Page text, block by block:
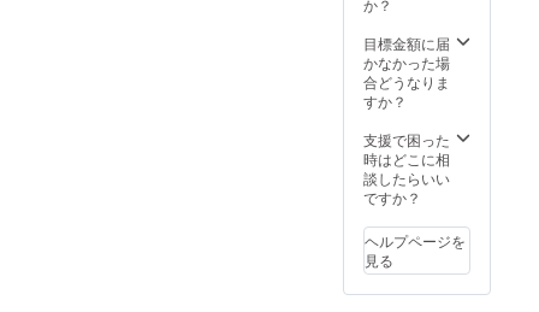
マの様
子や、
BSBCC
した動
画をご
支援者
様のみ
公開！
※30分か
ら1時間
程度の
回を予
定して
おりま
日程や
アクセ
スリン
クは後
ルにて
ご連絡
いたし
ます ※
か？
目標金額に届
かなかった場
合どうなりま
すか？
支援で困った
時はどこに相
談したらいい
ですか？
ヘルプページを
見る